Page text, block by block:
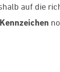
auf die